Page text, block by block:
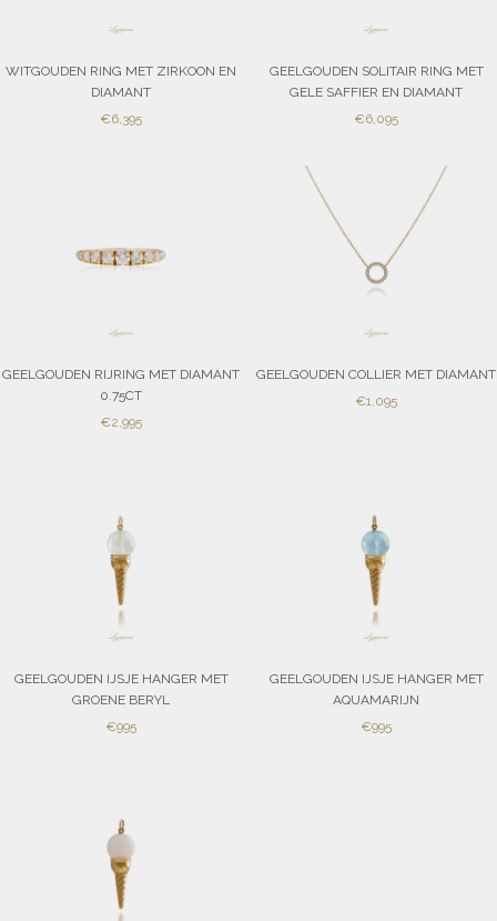
WITGOUDEN RING MET ZIRKOON EN
DIAMANT
SALE
€6,395
GEELGOUDEN SOLITAIR RING MET
GELE SAFFIER EN DIAMANT
SALE
€6,095
GEELGOUDEN RIJRING MET DIAMANT
0.75CT
SALE
€2,995
GEELGOUDEN COLLIER MET DIAMANT
SALE
€1,095
GEELGOUDEN IJSJE HANGER MET
GROENE BERYL
SALE
€995
GEELGOUDEN IJSJE HANGER MET
AQUAMARIJN
SALE
€995